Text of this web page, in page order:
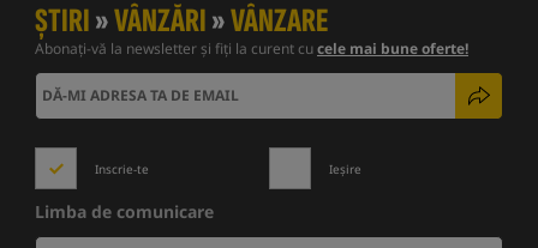
ȘTIRI»VÂNZĂRI»VÂNZARE
Abonați-vă la newsletter și fiți la curent cucele mai bune oferte!
Inscrie-te Ieșire
Limba de comunicare